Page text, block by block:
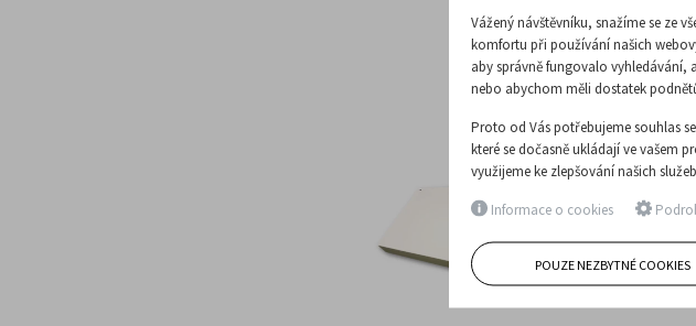
RYCHLÉ
Vážený návštěvníku, snažíme se ze
komfortu při používání našich
aby správně fungovalo
nebo abychom měli dostatek
Proto od Vás potřebujeme souhlas
které se dočasně ukládají ve vašem
využijeme ke zlepšování našich
Informace o cookies
POUZE NEZBYTNÉ COOKIES